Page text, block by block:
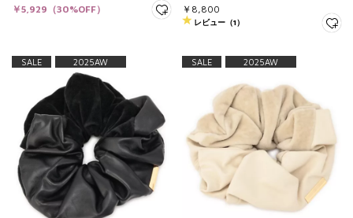
￥5,929（30%OFF） ￥8,800
レビュー（1）
SALE 2025AW SALE 2025AW